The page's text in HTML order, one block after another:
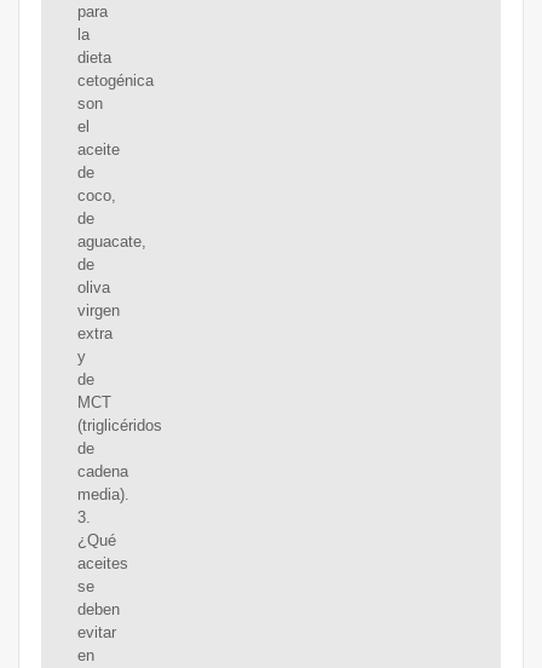
para
la
dieta
cetogénica
son
el
aceite
de
coco,
de
aguacate,
de
oliva
virgen
extra
y
de
MCT
(triglicéridos
de
cadena
media).
3.
¿Qué
aceites
se
deben
evitar
en